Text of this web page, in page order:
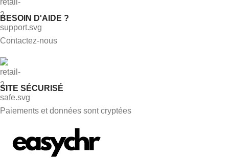
BESOIN D'AIDE ?
Contactez-nous
SITE SÉCURISÉ
Paiements et données sont cryptées